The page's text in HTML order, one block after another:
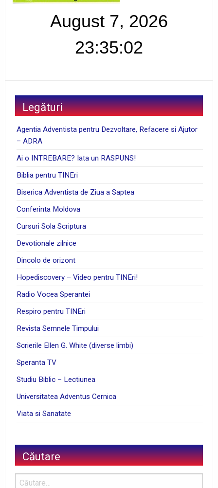
August 7, 2026
23:35:03
Legături
Agentia Adventista pentru Dezvoltare, Refacere si Ajutor
– ADRA
Ai o INTREBARE? Iata un RASPUNS!
Biblia pentru TINEri
Biserica Adventista de Ziua a Saptea
Conferinta Moldova
Cursuri Sola Scriptura
Devotionale zilnice
Dincolo de orizont
Hopediscovery – Video pentru TINEri!
Radio Vocea Sperantei
Respiro pentru TINEri
Revista Semnele Timpului
Scrierile Ellen G. White (diverse limbi)
Speranta TV
Studiu Biblic – Lectiunea
Universitatea Adventus Cernica
Viata si Sanatate
Căutare